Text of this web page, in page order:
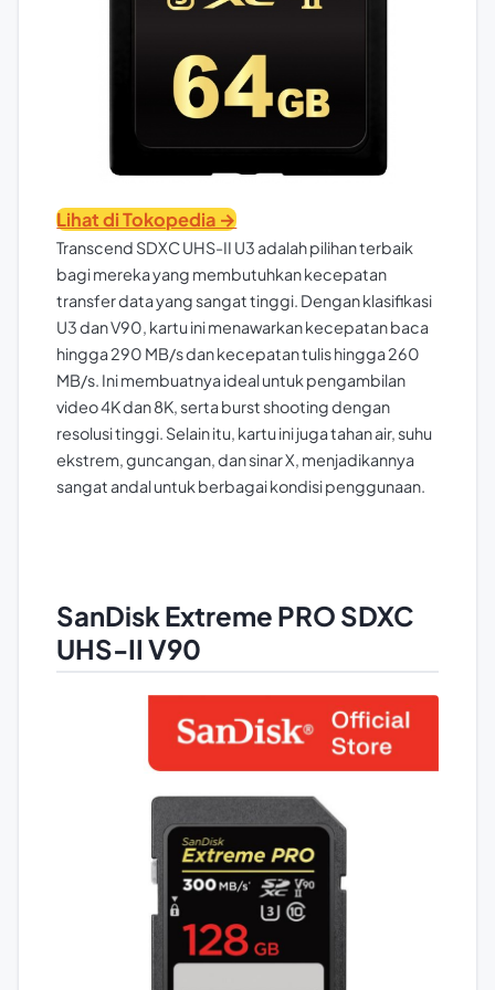
Lihat di Tokopedia →
Transcend SDXC UHS-II U3 adalah pilihan terbaik
bagi mereka yang membutuhkan kecepatan
transfer data yang sangat tinggi. Dengan klasifikasi
U3 dan V90, kartu ini menawarkan kecepatan baca
hingga 290 MB/s dan kecepatan tulis hingga 260
MB/s. Ini membuatnya ideal untuk pengambilan
video 4K dan 8K, serta burst shooting dengan
resolusi tinggi. Selain itu, kartu ini juga tahan air, suhu
ekstrem, guncangan, dan sinar X, menjadikannya
sangat andal untuk berbagai kondisi penggunaan.
SanDisk Extreme PRO SDXC
UHS-II V90